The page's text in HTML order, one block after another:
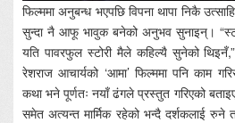
फिल्ममा अनुबन्ध भएपछि विपना थापा निकै
सुन्दा नै आफू भावुक बनेको अनुभव सुनाइन्।
यति पावरफुल स्टोरी मैले कहिल्यै सुनेको
रेशराज आचार्यको ‘आमा’ फिल्ममा पनि काम
कथा भने पूर्णतः नयाँ ढंगले प्रस्तुत गरिएको
समेत अत्यन्त मार्मिक रहेको भन्दै दर्शकलाई रुने